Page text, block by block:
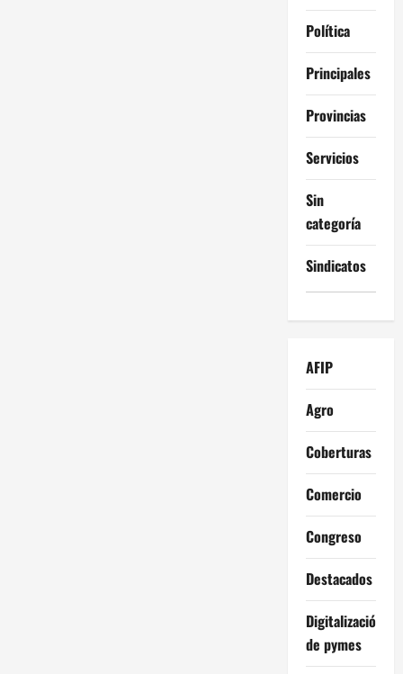
Política
Principales
Provincias
Servicios
Sin
categoría
Sindicatos
AFIP
Agro
Coberturas
Comercio
Congreso
Destacados
Digitalización
de pymes